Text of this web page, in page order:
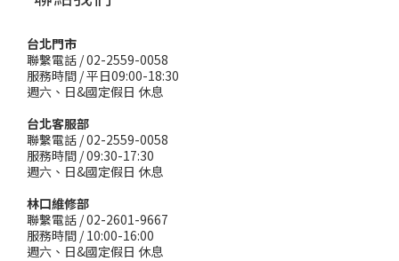
台北門市
聯繫電話 / 02-2559-0058
服務時間 / 平日09:00-18:30
週六、日&國定假日 休息
台北客服部
聯繫電話 / 02-2559-0058
服務時間 / 09:30-17:30
週六、日&國定假日 休息
林口維修部
聯繫電話 / 02-2601-9667
服務時間 / 10:00-16:00
週六、日&國定假日 休息